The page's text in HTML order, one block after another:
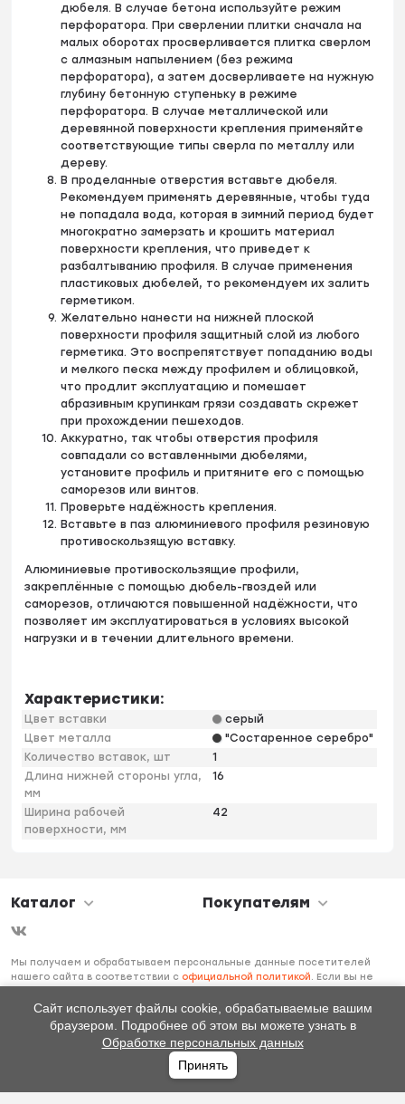
Избранное
дюбеля. В случае бетона используйте режим
перфоратора. При сверлении плитки сначала на
малых оборотах просверливается плитка сверлом
с алмазным напылением (без режима
перфоратора), а затем досверливаете на нужную
глубину бетонную ступеньку в режиме
перфоратора. В случае металлической или
деревянной поверхности крепления применяйте
соответствующие типы сверла по металлу или
дереву.
В проделанные отверстия вставьте дюбеля.
Рекомендуем применять деревянные, чтобы туда
не попадала вода, которая в зимний период будет
многократно замерзать и крошить материал
поверхности крепления, что приведет к
разбалтыванию профиля. В случае применения
пластиковых дюбелей, то рекомендуем их залить
герметиком.
Желательно нанести на нижней плоской
поверхности профиля защитный слой из любого
герметика. Это воспрепятствует попаданию воды
и мелкого песка между профилем и облицовкой,
что продлит эксплуатацию и помешает
абразивным крупинкам грязи создавать скрежет
при прохождении пешеходов.
Аккуратно, так чтобы отверстия профиля
совпадали со вставленными дюбелями,
установите профиль и притяните его с помощью
саморезов или винтов.
Проверьте надёжность крепления.
Вставьте в паз алюминиевого профиля резиновую
противоскользящую вставку.
Алюминиевые противоскользящие профили,
закреплённые с помощью дюбель-гвоздей или
саморезов, отличаются повышенной надёжности, что
позволяет им эксплуатироваться в условиях высокой
нагрузки и в течении длительного времени.
Характеристики:
Цвет вставки
серый
Цвет металла
"Состаренное серебро"
Количество вставок, шт
1
Длина нижней стороны угла,
мм
16
Ширина рабочей
поверхности, мм
42
Каталог Покупателям
Мы получаем и обрабатываем персональные данные посетителей
нашего сайта в соответствии с официальной политикой
. Если вы не
необходимо покинуть наш сайт.
Сайт использует файлы cookie, обрабатываемые вашим
браузером. Подробнее об этом вы можете узнать в
Обработке персональных данных
Принять